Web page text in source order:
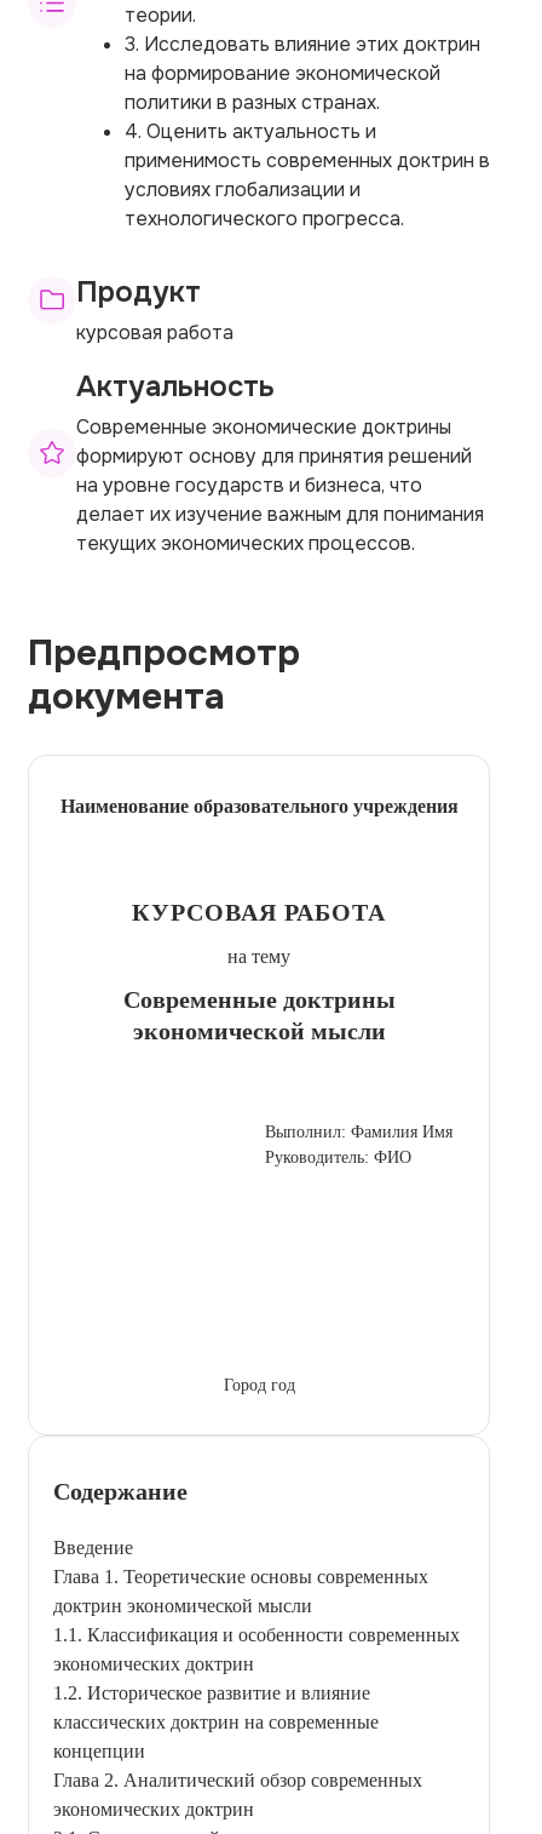
теории.
3. Исследовать влияние этих доктрин
на формирование экономической
политики в разных странах.
4. Оценить актуальность и
применимость современных доктрин в
условиях глобализации и
технологического прогресса.
Продукт
курсовая работа
Актуальность
Современные экономические доктрины
формируют основу для принятия решений
на уровне государств и бизнеса, что
делает их изучение важным для понимания
текущих экономических процессов.
Предпросмотр
документа
Наименование образовательного учреждения
КУРСОВАЯ РАБОТА
на тему
Современные доктрины
экономической мысли
Выполнил: Фамилия Имя
Руководитель: ФИО
Город год
Содержание
Введение
Глава 1. Теоретические основы современных
доктрин экономической мысли
1.1. Классификация и особенности современных
экономических доктрин
1.2. Историческое развитие и влияние
классических доктрин на современные
концепции
Глава 2. Аналитический обзор современных
экономических доктрин